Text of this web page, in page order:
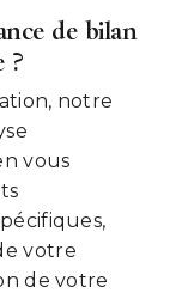
de bilan
?
notre
vous
votre
de votre